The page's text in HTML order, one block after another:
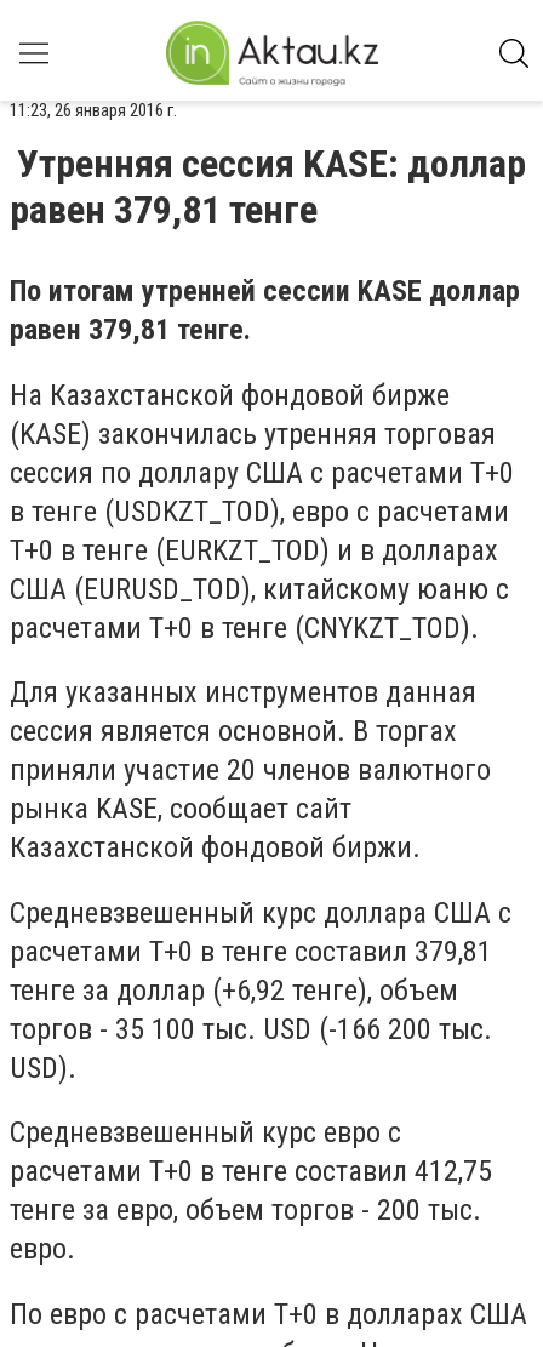
11:23, 26 января 2016 г.
Утренняя сессия KASE: доллар
равен 379,81 тенге
По итогам утренней сессии KASE доллар
равен 379,81 тенге.
На Казахстанской фондовой бирже
(KASE) закончилась утренняя торговая
сессия по доллару США с расчетами Т+0
в тенге (USDKZT_TOD), евро с расчетами
T+0 в тенге (EURKZT_TOD) и в долларах
США (EURUSD_TOD), китайскому юаню с
расчетами T+0 в тенге (CNYKZT_TOD).
Для указанных инструментов данная
сессия является основной. В торгах
приняли участие 20 членов валютного
рынка KASE, сообщает сайт
Казахстанской фондовой биржи.
Средневзвешенный курс доллара США с
расчетами T+0 в тенге составил 379,81
тенге за доллар (+6,92 тенге), объем
торгов - 35 100 тыс. USD (-166 200 тыс.
USD).
Средневзвешенный курс евро с
расчетами T+0 в тенге составил 412,75
тенге за евро, объем торгов - 200 тыс.
евро.
По евро с расчетами T+0 в долларах США